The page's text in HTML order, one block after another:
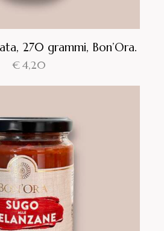
270 grammi, Bon’Ora.
€4,20